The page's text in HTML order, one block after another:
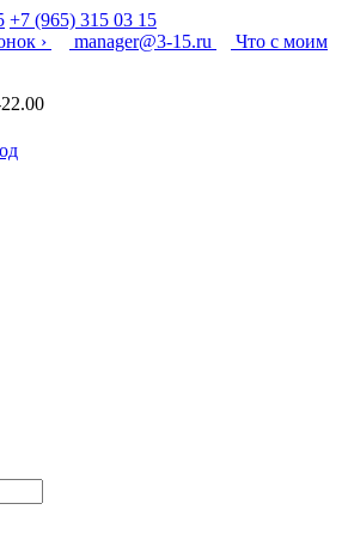
+7 (965) 315 03 15
›
manager@3-15.ru
Что с моим